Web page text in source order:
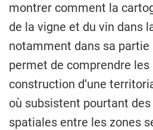
montrer comment la
de la vigne et du vin dans
notamment dans sa partie
permet de comprendre les
construction d’une
où subsistent pourtant
spatiales entre les zones